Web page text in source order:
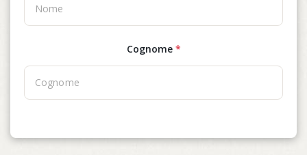
Cognome *